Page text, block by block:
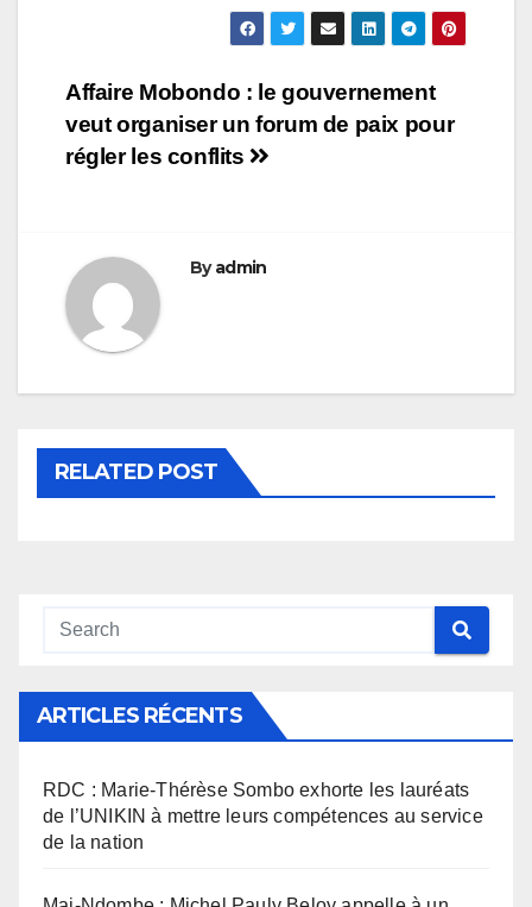
Navigation
de
Affaire Mobondo : le gouvernement
veut organiser un forum de paix pour
régler les conflits
Byadmin
RELATED POST
ARTICLES RÉCENTS
RDC : Marie-Thérèse Sombo exhorte les lauréats
de l’UNIKIN à mettre leurs compétences au service
de la nation